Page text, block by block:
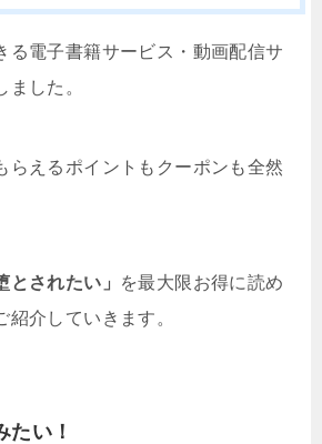
る電子書籍サービス・動画配信サ
ました。
らえるポイントもクーポンも全然
とされたい」
を最大限お得に読め
紹介していきます。
たい！